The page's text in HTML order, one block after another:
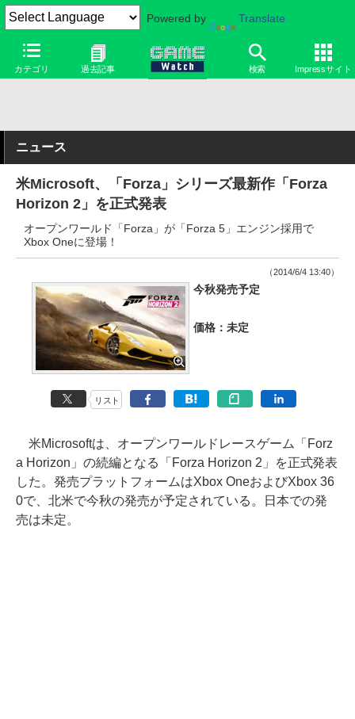
Powered by Translate
カテゴリ 過去記事 検索 Impressサイト
ニュース
米Microsoft、「Forza」シリーズ最新作「Forza
Horizon 2」を正式発表
オープンワールド「Forza」が「Forza 5」エンジン採用で
Xbox Oneに登場！
（2014/6/4 13:40）
今秋発売予定
価格：未定
リスト
米Microsoftは、オープンワールドレースゲーム「Forz
a Horizon」の続編となる「Forza Horizon 2」を正式発表
した。発売プラットフォームはXbox OneおよびXbox 36
0で、北米で今秋の発売が予定されている。日本での発
売は未定。